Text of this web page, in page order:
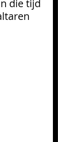
die tijd